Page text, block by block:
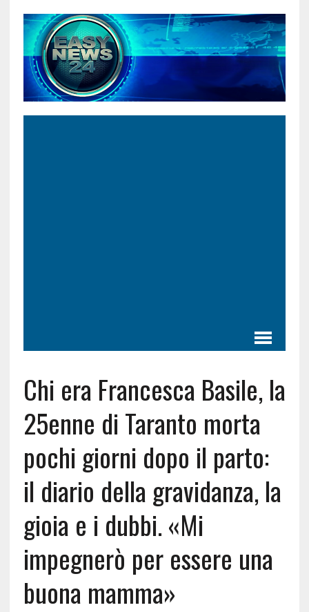
Chi era Francesca Basile, la
25enne di Taranto morta
pochi giorni dopo il parto:
il diario della gravidanza, la
gioia e i dubbi. «Mi
impegnerò per essere una
buona mamma»